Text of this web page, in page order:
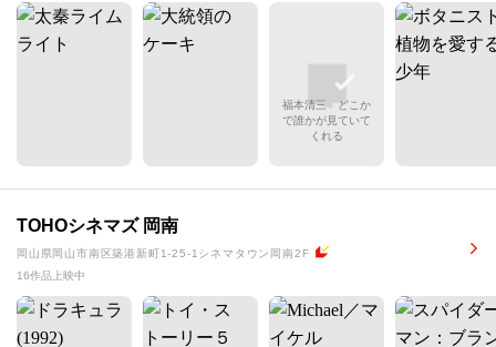
福本清三 どこか
で誰かが見ていて
くれる
TOHOシネマズ 岡南
岡山県岡山市南区築港新町1-25-1シネマタウン岡南2F
16作品上映中